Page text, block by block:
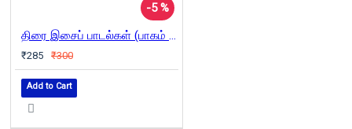
-5 %
திரை இசைப் பாடல்கள் (பாகம் 3)
₹285 ₹300
Add to Cart